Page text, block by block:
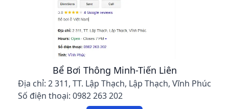
Bể Bơi Thông Minh-Tiến Liên
Địa chỉ: 2 311, TT. Lập Thạch, Lập Thạch, Vĩnh Phúc
Số điện thoại: 0982 263 202